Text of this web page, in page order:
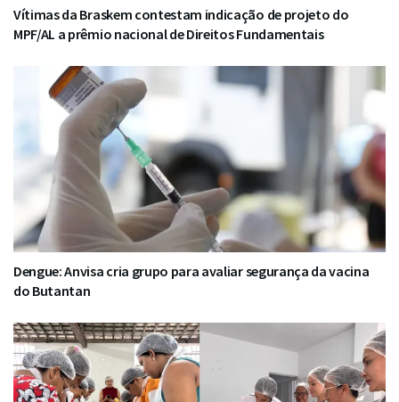
Vítimas da Braskem contestam indicação de projeto do
MPF/AL a prêmio nacional de Direitos Fundamentais
Dengue: Anvisa cria grupo para avaliar segurança da vacina
do Butantan